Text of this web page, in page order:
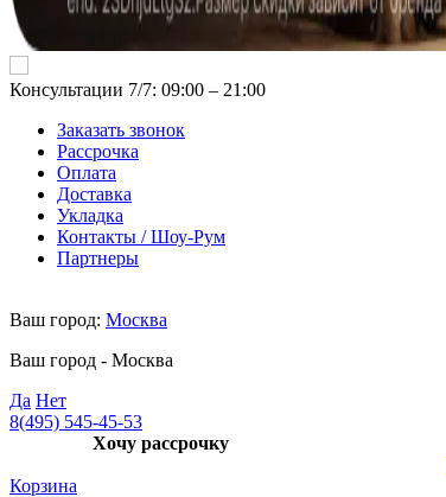
Консультации 7/7: 09:00 ‒ 21:00
Заказать звонок
Рассрочка
Оплата
Доставка
Укладка
Контакты / Шоу-Рум
Партнеры
Ваш город: Москва
Ваш город - Москва
Да Нет
8(495) 545-45-53
Хочу рассрочку
Корзина